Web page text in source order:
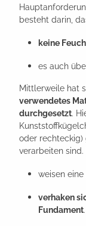
besteht darin,
keine
es auch
Mittlerweile hat
verwendetes
durchgesetzt.
oder rechteckig)
verarbeiten sind.
weisen eine
verhaken
Fundament.